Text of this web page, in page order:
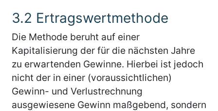
3.2 Ertragswertmethode
Die Methode beruht auf einer
Kapitalisierung der für die nächsten Jahre
zu erwartenden Gewinne. Hierbei ist jedoch
nicht der in einer (voraussichtlichen)
Gewinn- und Verlustrechnung
ausgewiesene Gewinn maßgebend, sondern